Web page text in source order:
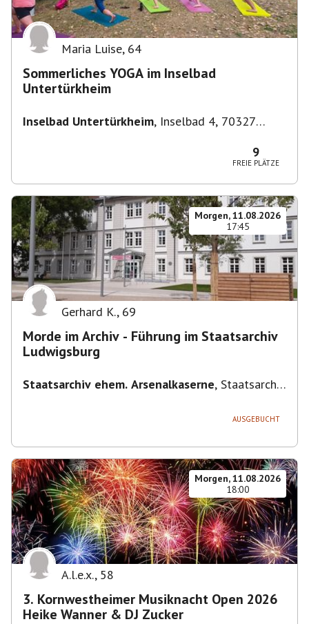
Maria Luise, 64
Sommerliches YOGA im Inselbad
Untertürkheim
Inselbad Untertürkheim, Inselbad 4, 70327
9
FREIE PLÄTZE
Morgen, 11.08.2026
17:45
Gerhard K., 69
Morde im Archiv - Führung im Staatsarchiv
Ludwigsburg
Staatsarchiv ehem. Arsenalkaserne, Staatsarchiv
AUSGEBUCHT
Morgen, 11.08.2026
18:00
A.l.e.x., 58
3. Kornwestheimer Musiknacht Open 2026
Heike Wanner & DJ Zucker